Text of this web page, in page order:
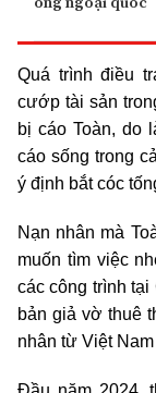
Quá trình điều
cướp tài sản
bị cáo Toàn, do
cáo sống trong
ý định bắt cóc
Nạn nhân mà
muốn tìm việc
các công trình
bản giả vờ thuê
nhân từ Việt